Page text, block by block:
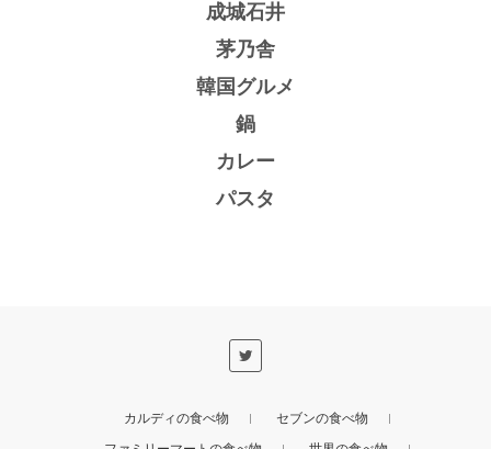
成城石井
茅乃舎
韓国グルメ
鍋
カレー
パスタ
カルディの食べ物
セブンの食べ物